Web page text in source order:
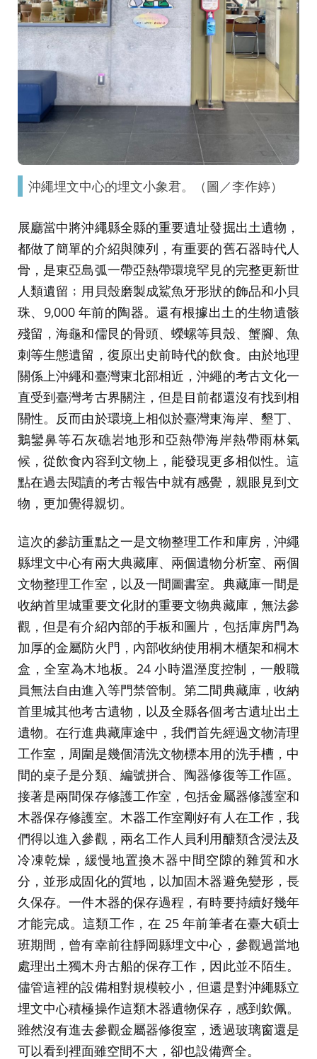
沖繩埋文中心的埋文小象君。（圖／李作婷）
展廳當中將沖繩縣全縣的重要遺址發掘出土遺物，
都做了簡單的介紹與陳列，有重要的舊石器時代人
骨，是東亞島弧一帶亞熱帶環境罕見的完整更新世
人類遺留﹔用貝殼磨製成鯊魚牙形狀的飾品和小貝
珠、9,000 年前的陶器。還有根據出土的生物遺骸
殘留，海龜和儒艮的骨頭、蠑螺等貝殼、蟹腳、魚
刺等生態遺留，復原出史前時代的飲食。由於地理
關係上沖繩和臺灣東北部相近，沖繩的考古文化一
直受到臺灣考古界關注，但是目前都還沒有找到相
關性。反而由於環境上相似於臺灣東海岸、墾丁、
鵝鑾鼻等石灰礁岩地形和亞熱帶海岸熱帶雨林氣
候，從飲食內容到文物上，能發現更多相似性。這
點在過去閱讀的考古報告中就有感覺，親眼見到文
物，更加覺得親切。
這次的參訪重點之一是文物整理工作和庫房，沖繩
縣埋文中心有兩大典藏庫、兩個遺物分析室、兩個
文物整理工作室，以及一間圖書室。典藏庫一間是
收納首里城重要文化財的重要文物典藏庫，無法參
觀，但是有介紹內部的手板和圖片，包括庫房門為
加厚的金屬防火門，內部收納使用桐木櫃架和桐木
盒，全室為木地板。24 小時溫溼度控制，一般職
員無法自由進入等門禁管制。第二間典藏庫，收納
首里城其他考古遺物，以及全縣各個考古遺址出土
遺物。在行進典藏庫途中，我們首先經過文物清理
工作室，周圍是幾個清洗文物標本用的洗手槽，中
間的桌子是分類、編號拼合、陶器修復等工作區。
接著是兩間保存修護工作室，包括金屬器修護室和
木器保存修護室。木器工作室剛好有人在工作，我
們得以進入參觀，兩名工作人員利用醣類含浸法及
冷凍乾燥，緩慢地置換木器中間空隙的雜質和水
分，並形成固化的質地，以加固木器避免變形，長
久保存。一件木器的保存過程，有時要持續好幾年
才能完成。這類工作，在 25 年前筆者在臺大碩士
班期間，曾有幸前往靜岡縣埋文中心，參觀過當地
處理出土獨木舟古船的保存工作，因此並不陌生。
儘管這裡的設備相對規模較小，但還是對沖繩縣立
埋文中心積極操作這類木器遺物保存，感到欽佩。
雖然沒有進去參觀金屬器修復室，透過玻璃窗還是
可以看到裡面雖空間不大，卻也設備齊全。